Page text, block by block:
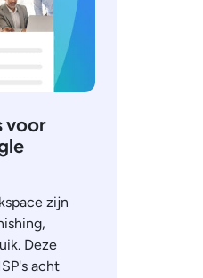
voor
zijn
Deze
acht